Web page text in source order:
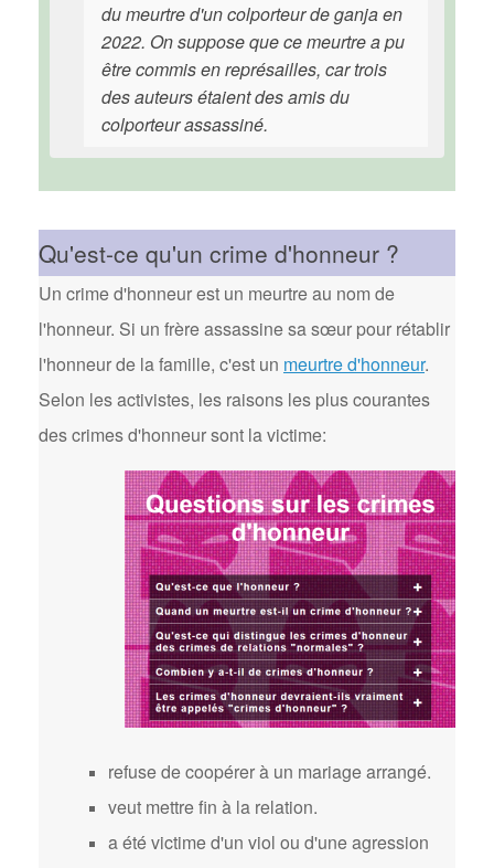
du meurtre d'un colporteur de ganja en
2022. On suppose que ce meurtre a pu
être commis en représailles, car trois
des auteurs étaient des amis du
colporteur assassiné.
Qu'est-ce qu'un crime d'honneur ?
Un crime d'honneur est un meurtre au nom de
l'honneur. Si un frère assassine sa sœur pour rétablir
l'honneur de la famille, c'est un meurtre d'honneur.
Selon les activistes, les raisons les plus courantes
des crimes d'honneur sont la victime:
refuse de coopérer à un mariage arrangé.
veut mettre fin à la relation.
a été victime d'un viol ou d'une agression